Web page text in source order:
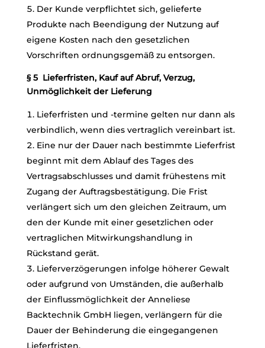
Der Kunde verpflichtet sich, gelieferte
Produkte nach Beendigung der Nutzung auf
eigene Kosten nach den gesetzlichen
Vorschriften ordnungsgemäß zu entsorgen.
§ 5 Lieferfristen, Kauf auf Abruf, Verzug,
Unmöglichkeit der Lieferung
Lieferfristen und -termine gelten nur dann als
verbindlich, wenn dies vertraglich vereinbart ist.
Eine nur der Dauer nach bestimmte Lieferfrist
beginnt mit dem Ablauf des Tages des
Vertragsabschlusses und damit frühestens mit
Zugang der Auftragsbestätigung. Die Frist
verlängert sich um den gleichen Zeitraum, um
den der Kunde mit einer gesetzlichen oder
vertraglichen Mitwirkungshandlung in
Rückstand gerät.
Lieferverzögerungen infolge höherer Gewalt
oder aufgrund von Umständen, die außerhalb
der Einflussmöglichkeit der Anneliese
Backtechnik GmbH liegen, verlängern für die
Dauer der Behinderung die eingegangenen
Lieferfristen.